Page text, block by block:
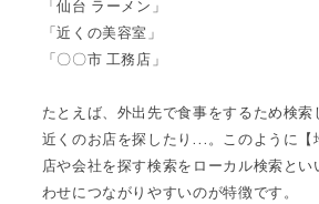
「仙台 ラーメン」
「近くの美容室」
「〇〇市 工務店」
たとえば、外出先で食事をするため検
近くのお店を探したり…。このように【
店や会社を探す検索をローカル検索とい
わせにつながりやすいのが特徴です。